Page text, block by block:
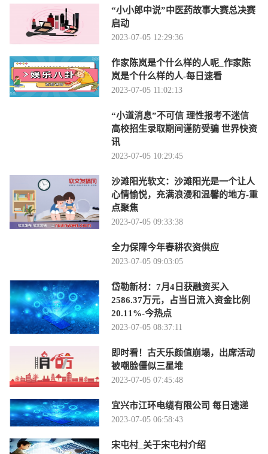
“小小郎中说”中医药故事大赛总决赛
启动
2023-07-05 12:29:36
作家陈岚是个什么样的人呢_作家陈
岚是个什么样的人-每日速看
2023-07-05 11:02:13
“小道消息”不可信 理性报考不迷信
高校招生录取期间谨防受骗 世界快资
讯
2023-07-05 10:29:45
沙滩阳光软文：沙滩阳光是一个让人
心情愉悦，充满浪漫和温馨的地方-重
点聚焦
2023-07-05 09:33:38
全力保障今年春耕农资供应
2023-07-05 09:03:05
岱勒新材：7月4日获融资买入
2586.37万元，占当日流入资金比例
20.11%-今热点
2023-07-05 08:37:11
即时看！古天乐颜值崩塌，出席活动
被嘲脸僵似三星堆
2023-07-05 07:45:48
宜兴市江环电缆有限公司 每日速递
2023-07-05 06:58:43
宋屯村_关于宋屯村介绍